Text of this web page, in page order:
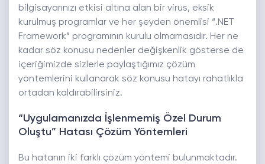
bilgisayarınızı etkisi altına alan bir virüs, eksik
kurulmuş programlar ve her şeyden önemlisi “.NET
Framework” programının kurulu olmamasıdır. Her ne
kadar söz konusu nedenler değişkenlik gösterse de
içeriğimizde sizlerle paylaştığımız çözüm
yöntemlerini kullanarak söz konusu hatayı rahatlıkla
ortadan kaldırabilirsiniz.
“Uygulamanızda İşlenmemiş Özel Durum
Oluştu” Hatası Çözüm Yöntemleri
Bu hatanın iki farklı çözüm yöntemi bulunmaktadır.